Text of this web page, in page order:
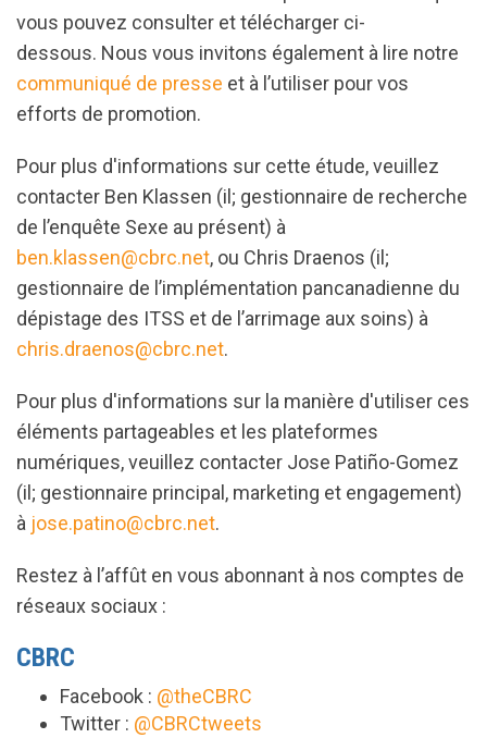
vous pouvez consulter et télécharger ci-
dessous. Nous vous invitons également à lire notre
communiqué de presse et à l’utiliser pour vos
efforts de promotion.
Pour plus d'informations sur cette étude, veuillez
contacter Ben Klassen (il; gestionnaire de recherche
de l’enquête Sexe au présent) à
ben.klassen@cbrc.net, ou Chris Draenos (il;
gestionnaire de l’implémentation pancanadienne du
dépistage des ITSS et de l’arrimage aux soins) à
chris.draenos@cbrc.net.
Pour plus d'informations sur la manière d'utiliser ces
éléments partageables et les plateformes
numériques, veuillez contacter Jose Patiño-Gomez
(il; gestionnaire principal, marketing et engagement)
à jose.patino@cbrc.net.
Restez à l’affût en vous abonnant à nos comptes de
réseaux sociaux :
CBRC
Facebook : @theCBRC
Twitter : @CBRCtweets